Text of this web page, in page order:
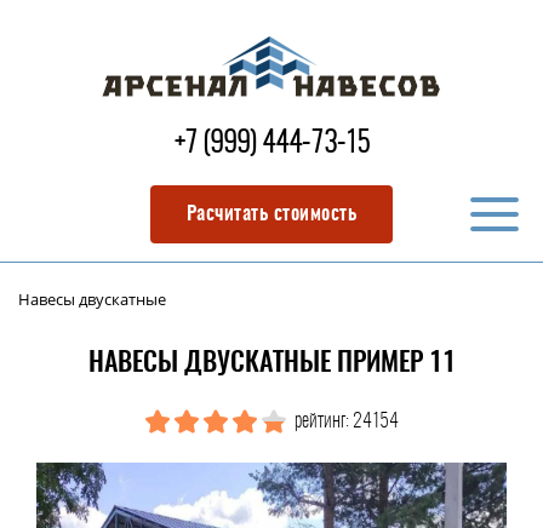
+7 (999) 444-73-15
Расчитать стоимость
Навесы двускатные
НАВЕСЫ ДВУСКАТНЫЕ ПРИМЕР 11
рейтинг: 24154